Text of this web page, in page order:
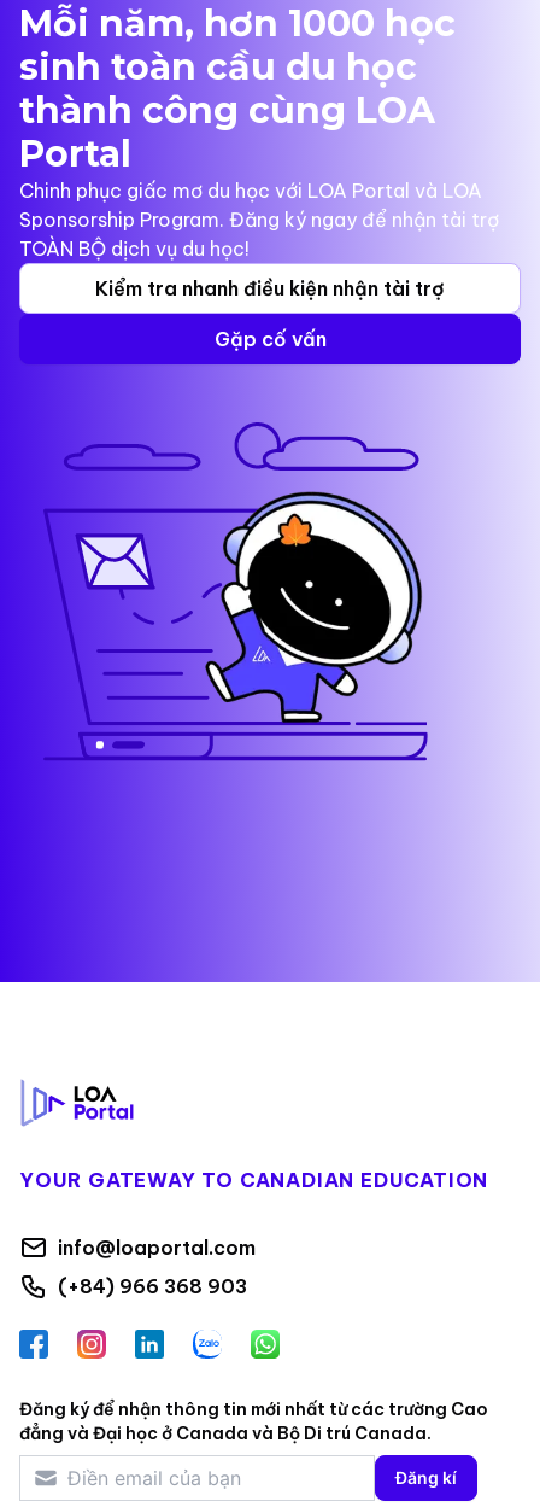
Mỗi năm, hơn 1000 học
sinh toàn cầu du học
thành công cùng LOA
Portal
Chinh phục giấc mơ du học với LOA Portal và LOA
Sponsorship Program. Đăng ký ngay để nhận tài trợ
TOÀN BỘ dịch vụ du học!
Kiểm tra nhanh điều kiện nhận tài trợ
Gặp cố vấn
YOUR GATEWAY TO CANADIAN EDUCATION
info@loaportal.com
(+84) 966 368 903
FacebookInstagramLinkedInZalo WhatsApp
Đăng ký để nhận thông tin mới nhất từ các trường Cao
đẳng và Đại học ở Canada và Bộ Di trú Canada.
Đăng kí